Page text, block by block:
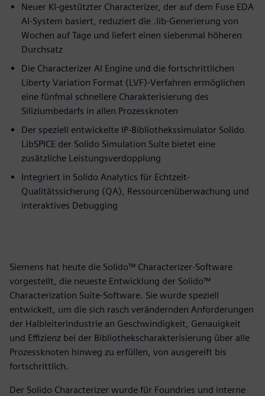
Neuer KI-gestützter Characterizer, der auf dem Fuse EDA
AI-System basiert, reduziert die .lib-Generierung von
Wochen auf Tage und liefert einen siebenmal höheren
Durchsatz
Die Characterizer AI Engine und die fortschrittlichen
Liberty Variation Format (LVF)-Verfahren ermöglichen
eine fünfmal schnellere Charakterisierung des
Siliziumbedarfs in allen Prozessknoten
Der speziell entwickelte IP-Bibliothekssimulator Solido
LibSPICE der Solido Simulation Suite bietet eine
zusätzliche Leistungsverdopplung
Integriert in Solido Analytics für Echtzeit-
Qualitätssicherung (QA), Ressourcenüberwachung und
interaktives Debugging
Siemens hat heute die Solido™ Characterizer-Software
vorgestellt, die neueste Entwicklung der Solido™
Characterization Suite-Software. Sie wurde speziell
entwickelt, um die sich rasch verändernden Anforderungen
der Halbleiterindustrie an Geschwindigkeit, Genauigkeit
und Effizienz bei der Bibliothekscharakterisierung über alle
Prozessknoten hinweg zu erfüllen, von ausgereift bis
fortschrittlich.
Der Solido Characterizer wurde für Foundries und interne